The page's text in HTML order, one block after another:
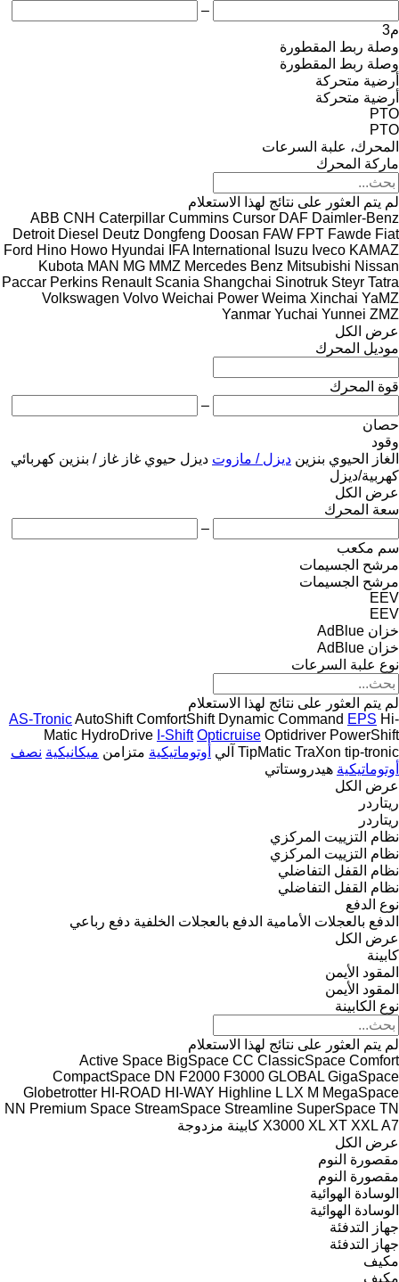
–
م3
وصلة ربط المقطورة
وصلة ربط المقطورة
أرضية متحركة
أرضية متحركة
PTO
PTO
المحرك، علبة السرعات
ماركة المحرك
لم يتم العثور على نتائج لهذا الاستعلام
ABB CNH Caterpillar Cummins Cursor DAF Daimler-Benz
Detroit Diesel Deutz Dongfeng Doosan FAW FPT Fawde Fiat
Ford Hino Howo Hyundai IFA International Isuzu Iveco KAMAZ
Kubota MAN MG MMZ Mercedes Benz Mitsubishi Nissan
Paccar Perkins Renault Scania Shangchai Sinotruk Steyr Tatra
Volkswagen Volvo Weichai Power Weima Xinchai YaMZ
Yanmar Yuchai Yunnei ZMZ
عرض الكل
موديل المحرك
قوة المحرك
–
حصان
وقود
الغاز الحيوي بنزين ديزل / مازوت ديزل حيوي غاز غاز / بنزين كهربائي
كهربية/ديزل
عرض الكل
سعة المحرك
–
سم مكعب
مرشح الجسيمات
مرشح الجسيمات
EEV
EEV
خزان AdBlue
خزان AdBlue
نوع علبة السرعات
لم يتم العثور على نتائج لهذا الاستعلام
AS-TronicAutoShift ComfortShift Dynamic Command EPS Hi-
Matic HydroDrive I-Shift Opticruise Optidriver PowerShift
TipMatic TraXon tip-tronic آلي أوتوماتيكية متزامن ميكانيكية نصف
أوتوماتيكية هيدروستاتي
عرض الكل
ريتاردر
ريتاردر
نظام التزييت المركزي
نظام التزييت المركزي
نظام القفل التفاضلي
نظام القفل التفاضلي
نوع الدفع
الدفع بالعجلات الأمامية الدفع بالعجلات الخلفية دفع رباعي
عرض الكل
كابينة
المقود الأيمن
المقود الأيمن
نوع الكابينة
لم يتم العثور على نتائج لهذا الاستعلام
Active Space BigSpace CC ClassicSpace Comfort
CompactSpace DN F2000 F3000 GLOBAL GigaSpace
Globetrotter HI-ROAD HI-WAY Highline L LX M MegaSpace
NN Premium Space StreamSpace Streamline SuperSpace TN
X3000 XL XT XXL А7
كابينة مزدوجة
عرض الكل
مقصورة النوم
مقصورة النوم
الوسادة الهوائية
الوسادة الهوائية
جهاز التدفئة
جهاز التدفئة
مكيف
مكيف